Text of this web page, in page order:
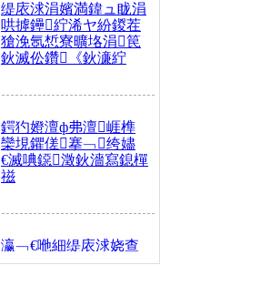
缇庡浗涓嬪満鍏ュ眬涓
哄摢鑸紵浠ヤ紛鍐茬
獊浼氬惁寮曠垎涓笢
鈥滅伀鑽《鈥濓紵
鍔犳嬁澶ф弗澶崕榫
欒垷鑺傞搴﹁绔嬧
€滅唺鐚澂鈥濇寫鎴樿
禌
瀛﹁€咃細缇庡浗娆查
€间笢鍗椾簹涓庝腑鍥